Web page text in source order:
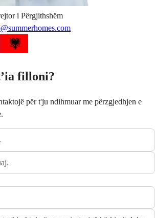
i Përgjithshëm
filloni?
për t'ju ndihmuar me përzgjedhjen e